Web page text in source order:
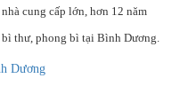
cung cấp lớn, hơn 12 năm
thư, phong bì tại Bình Dương.